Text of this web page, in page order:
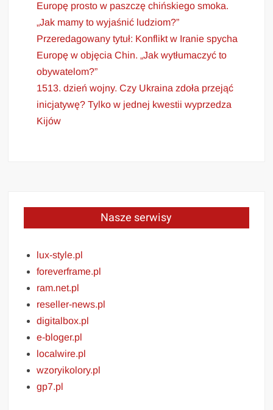
Europę prosto w paszczę chińskiego smoka.
„Jak mamy to wyjaśnić ludziom?”
Przeredagowany tytuł: Konflikt w Iranie spycha
Europę w objęcia Chin. „Jak wytłumaczyć to
obywatelom?”
1513. dzień wojny. Czy Ukraina zdoła przejąć
inicjatywę? Tylko w jednej kwestii wyprzedza
Kijów
Nasze serwisy
lux-style.pl
foreverframe.pl
ram.net.pl
reseller-news.pl
digitalbox.pl
e-bloger.pl
localwire.pl
wzoryikolory.pl
gp7.pl